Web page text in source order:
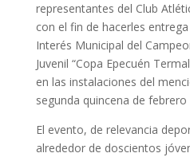
representantes del Club
con el fin de hacerles
Interés Municipal del
Juvenil “Copa Epecuén
en las instalaciones del
segunda quincena de febrero
El evento, de relevancia
alrededor de doscientos